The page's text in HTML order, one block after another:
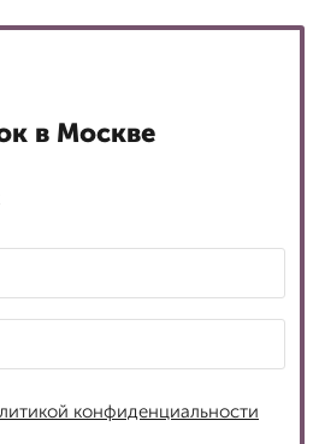
в Москве
конфиденциальности